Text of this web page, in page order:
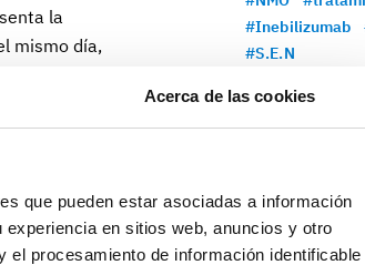
Acerca de las cookies
que pueden estar asociadas a información
en sitios web, anuncios y otro
procesamiento de información identificable
la
mismo día,
que
aspectos.
cáncer
una
en el
#Inebilizumab
#S.E.N